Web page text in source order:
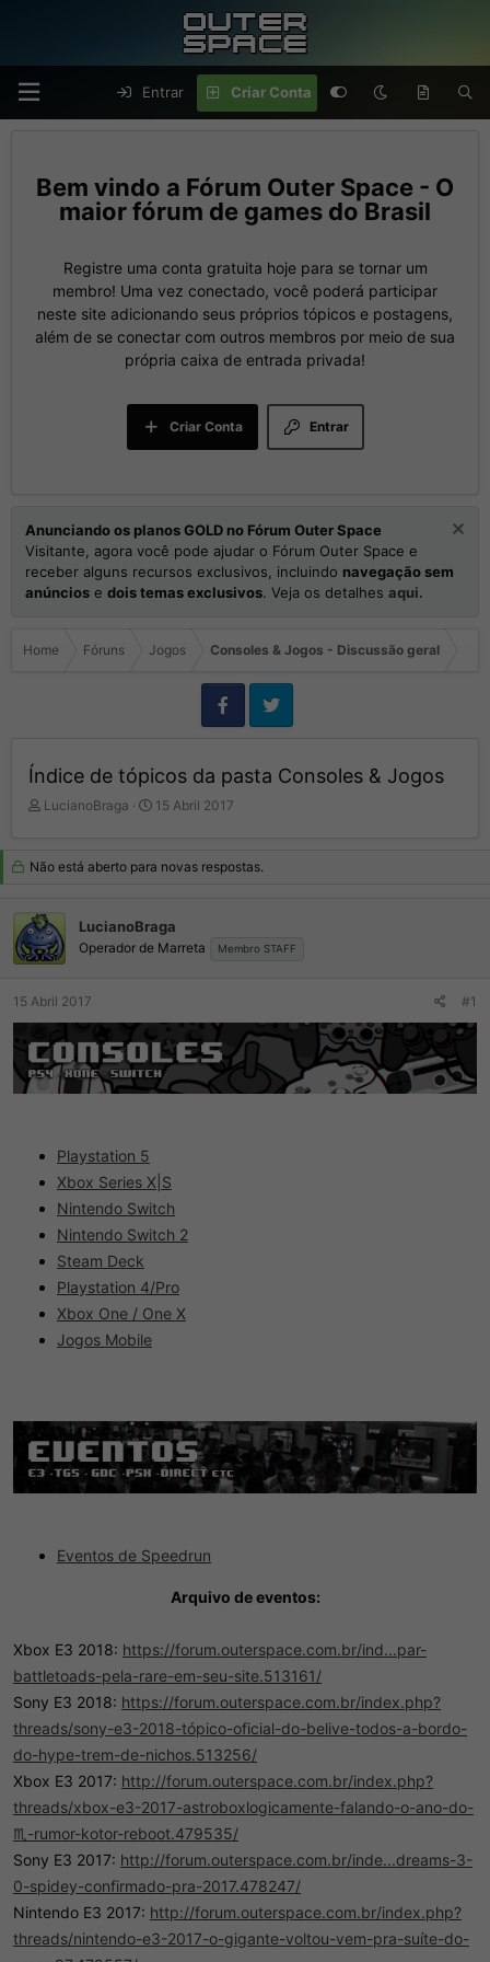
Entrar Criar Conta
Fórum Outer Space - O
maior fórum de games do Brasil
Registre uma conta gratuita hoje para se tornar um
membro! Uma vez conectado, você poderá participar
neste site adicionando seus próprios tópicos e postagens,
além de se conectar com outros membros por meio de sua
própria caixa de entrada privada!
Entrar
Criar Conta
Anunciando os planos GOLD no Fórum Outer Space
Visitante, agora você pode ajudar o Fórum Outer Space e
receber alguns recursos exclusivos, incluindo navegação sem
anúncios e dois temas exclusivos. Veja os detalhes aqui.
Home Fóruns Jogos Consoles & Jogos - Discussão geral
Índice de tópicos da pasta Consoles & Jogos
I
c
d
o
r
o
t
ó
p
i
LucianoBraga
D
a
I
n
o
15 Abril 2017
Não está aberto para novas respostas.
LucianoBraga
Operador de Marreta Membro STAFF
15 Abril 2017 #1
Playstation 5
Xbox Series X|S
Nintendo Switch
Nintendo Switch 2
Steam Deck
Playstation 4/Pro
Xbox One / One X
Jogos Mobile
Eventos de Speedrun
Arquivo de eventos:
Xbox E3 2018: https://forum.outerspace.com.br/ind...par-
battletoads-pela-rare-em-seu-site.513161/
Sony E3 2018: https://forum.outerspace.com.br/index.php?
threads/sony-e3-2018-tópico-oficial-do-belive-todos-a-bordo-
do-hype-trem-de-nichos.513256/
Xbox E3 2017: http://forum.outerspace.com.br/index.php?
threads/xbox-e3-2017-astroboxlogicamente-falando-o-ano-do-
♏-rumor-kotor-reboot.479535/
Sony E3 2017: http://forum.outerspace.com.br/inde...dreams-3-
0-spidey-confirmado-pra-2017.478247/
Nintendo E3 2017: http://forum.outerspace.com.br/index.php?
threads/nintendo-e3-2017-o-gigante-voltou-vem-pra-suíte-do-